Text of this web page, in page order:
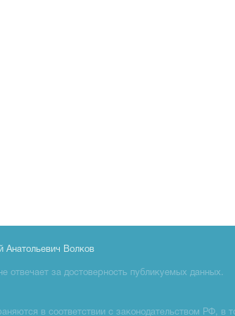
Анатольевич Волков
отвечает за достоверность публикуемых данных.
в соответствии с законодательством РФ, в